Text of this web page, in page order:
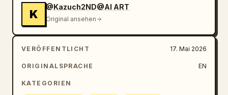
keine menschlichen Elemente.
K
@Kazuch2ND@AI ART
Original ansehen
VERÖFFENTLICHT 17. Mai 2026
ORIGINALSPRACHE EN
KATEGORIEN